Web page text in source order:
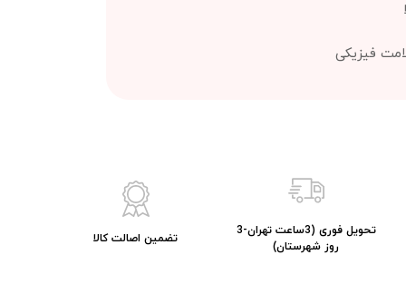
فیزیکی
تحویل فوری (3ساعت تهران-3
روز شهرستان)
تضمین اصالت کالا